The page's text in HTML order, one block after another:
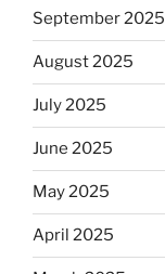
September 2025
August 2025
July 2025
June 2025
May 2025
April 2025